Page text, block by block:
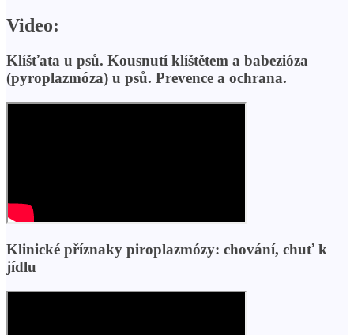
Video:
Klíšťata u psů. Kousnutí klíštětem a babezióza
(pyroplazmóza) u psů. Prevence a ochrana.
Klinické příznaky piroplazmózy: chování, chuť k
jídlu